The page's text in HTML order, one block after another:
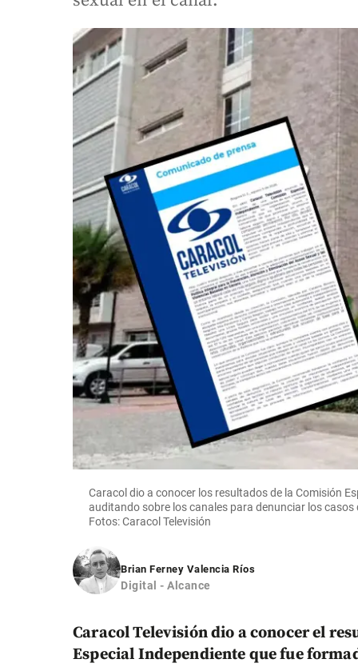
Caracol dio a conocer los resultados de la Comisión
auditando sobre los canales para denunciar los
Fotos: Caracol Televisión
Brian Ferney Valencia Ríos
Digital - Alcance
Caracol Televisión dio a conocer el
Especial Independiente que fue